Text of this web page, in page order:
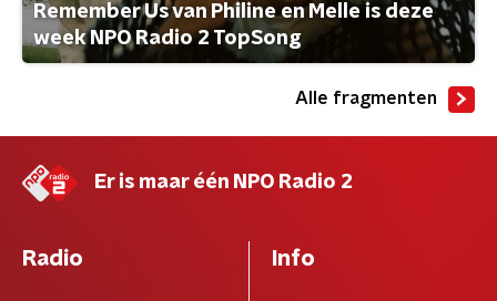
Remember Us van Philine en Melle is deze
week NPO Radio 2 TopSong
Alle fragmenten
Er is maar één NPO Radio 2
Radio Info